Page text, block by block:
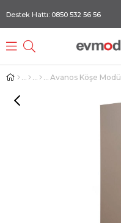
Destek Hattı: 0850 532 56 56
Avanos Köşe Modül